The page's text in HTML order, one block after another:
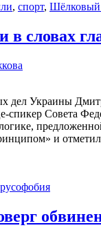
, спорт, Шёлковый
в словах
дел Украины
спикер Совета
логике,
и
русофобия